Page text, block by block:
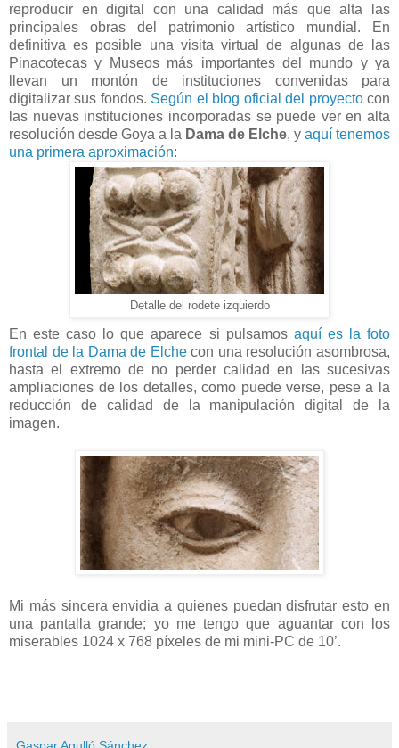
reproducir en digital con una calidad más que alta las
principales obras del patrimonio artístico mundial. En
definitiva es posible una visita virtual de algunas de las
Pinacotecas y Museos más importantes del mundo y ya
llevan un montón de instituciones convenidas para
digitalizar sus fondos. Según el blog oficial del proyecto con
las nuevas instituciones incorporadas se puede ver en alta
resolución desde Goya a la Dama de Elche, y aquí tenemos
una primera aproximación:
Detalle del rodete izquierdo
En este caso lo que aparece si pulsamos aquí es la foto
frontal de la Dama de Elchecon una resolución asombrosa,
hasta el extremo de no perder calidad en las sucesivas
ampliaciones de los detalles, como puede verse, pese a la
reducción de calidad de la manipulación digital de la
imagen.
Mi más sincera envidia a quienes puedan disfrutar esto en
una pantalla grande; yo me tengo que aguantar con los
miserables 1024 x 768 píxeles de mi mini-PC de 10’.
Gaspar Agulló Sánchez